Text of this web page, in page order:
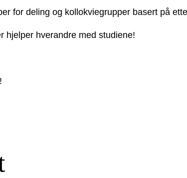
for deling og kollokviegrupper basert på
hjelper hverandre med studiene!